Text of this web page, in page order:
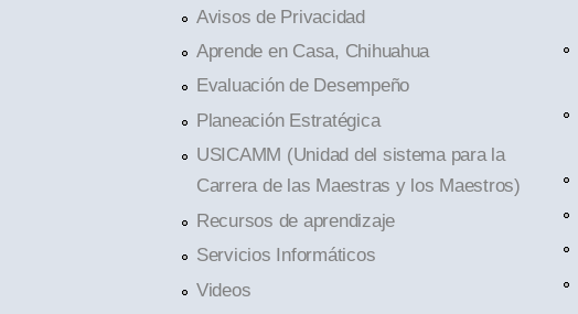
Avisos de Privacidad
Aprende en Casa, Chihuahua
Evaluación de Desempeño
Planeación Estratégica
USICAMM (Unidad del sistema para la
Carrera de las Maestras y los Maestros)
Recursos de aprendizaje
Servicios Informáticos
Videos